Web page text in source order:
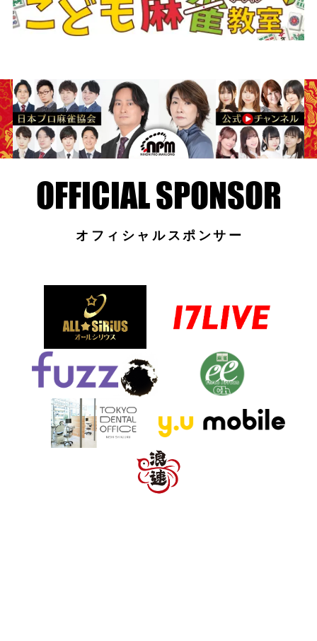
オフィシャルスポンサー